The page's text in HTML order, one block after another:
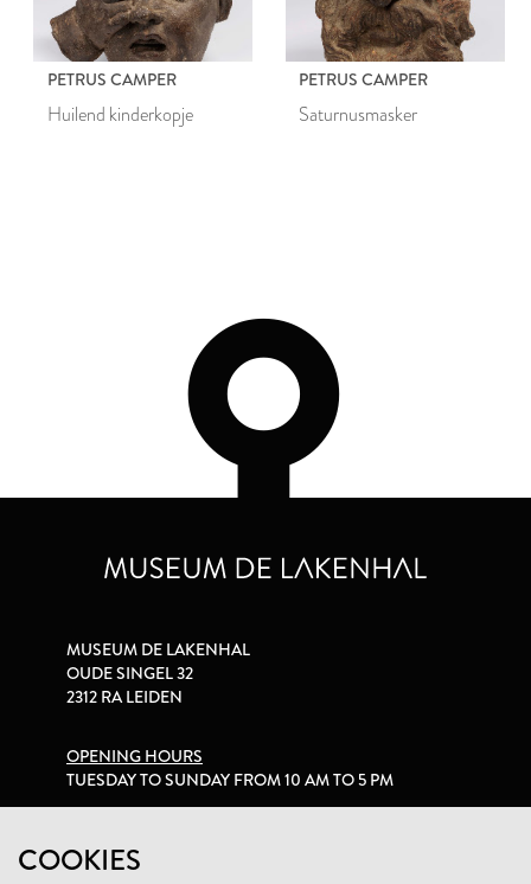
PETRUS CAMPER
Huilend kinderkopje
PETRUS CAMPER
Saturnusmasker
COOKIES
MUSEUM DE LAKENHAL
OUDE SINGEL 32
2312 RA LEIDEN
OPENING HOURS
TUESDAY TO SUNDAY FROM 10 AM TO 5 PM